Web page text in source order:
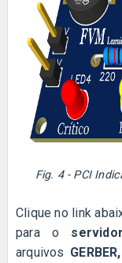
Fig. 4 - PCI
Clique no link
para o
arquivos